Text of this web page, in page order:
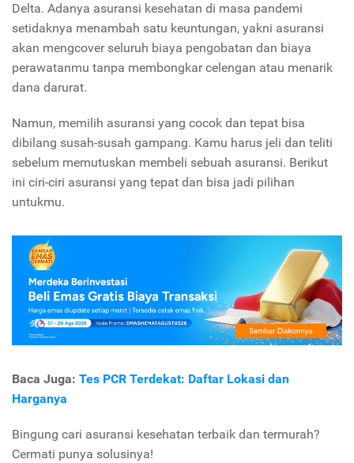
Delta. Adanya asuransi kesehatan di masa pandemi
setidaknya menambah satu keuntungan, yakni asuransi
akan mengcover seluruh biaya pengobatan dan biaya
perawatanmu tanpa membongkar celengan atau menarik
dana darurat.
Namun, memilih asuransi yang cocok dan tepat bisa
dibilang susah-susah gampang. Kamu harus jeli dan teliti
sebelum memutuskan membeli sebuah asuransi. Berikut
ini ciri-ciri asuransi yang tepat dan bisa jadi pilihan
untukmu.
Baca Juga: Tes PCR Terdekat: Daftar Lokasi dan
Harganya
Bingung cari asuransi kesehatan terbaik dan termurah?
Cermati punya solusinya!